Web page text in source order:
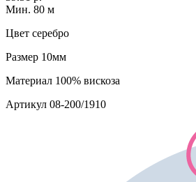
Мин. 80 м
Цвет серебро
Размер 10мм
Материал 100% вискоза
Артикул 08-200/1910